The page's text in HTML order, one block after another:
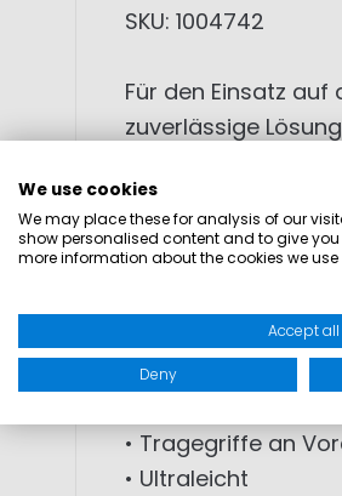
SKU: 1004742
Für den Einsatz
zuverlässige
sorgen dafür,
zusätzliche
• 100% wasserdicht
• Wasserdichter
• Als Rucksack
• Tragegriffe an
• Ultraleicht
We use cookies
We may place these for analysis of our
show personalised content and to give you
more information about the cookies we use
Accept all
Deny